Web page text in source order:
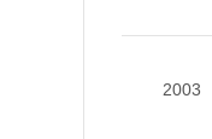
2003